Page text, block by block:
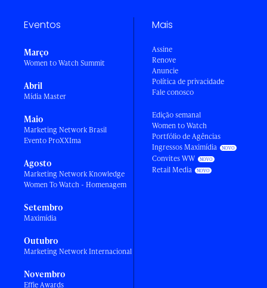
Eventos
Março
Women to Watch Summit
Abril
Mídia Master
Maio
Marketing Network Brasil
Evento ProXXIma
Agosto
Marketing Network Knowledge
Women To Watch - Homenagem
Setembro
Maximídia
Outubro
Marketing Network Internacional
Novembro
Effie Awards
Mais
Assine
Renove
Anuncie
Política de privacidade
Fale conosco
Edição semanal
Women to Watch
Portfólio de Agências
Ingressos Maximídia
Convites WW
Retail Media